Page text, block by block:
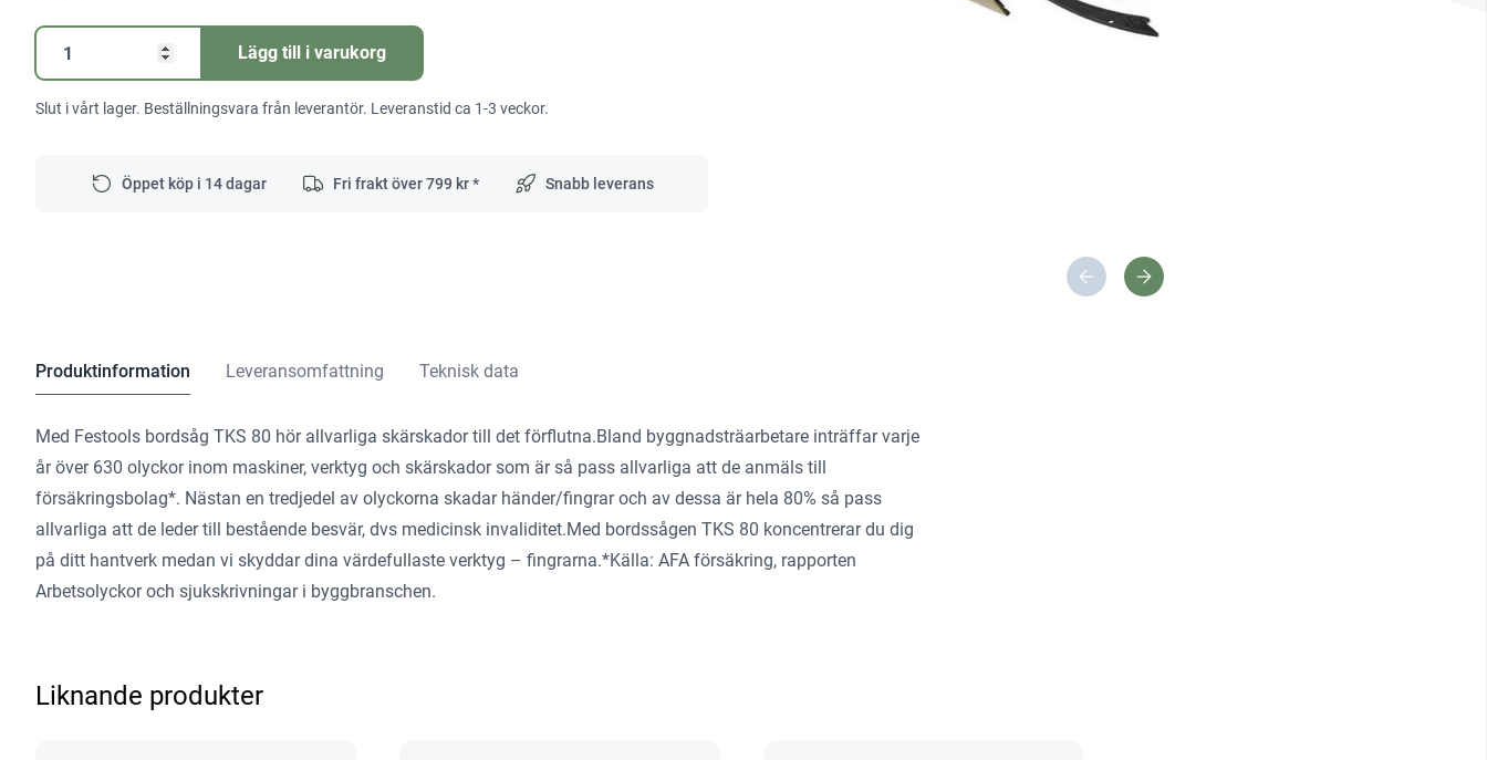
Bordssåg
EBS
Lägg till i varukorg
Slut i vårt lager. Beställningsvara från leverantör. Leveranstid ca 1-3 veckor.
Öppet köp i 14 dagar Fri frakt över799 kr * Snabb leverans
Produktinformation Leveransomfattning Teknisk data
Med Festools bordsåg TKS 80 hör allvarliga skärskador till det förflutna.Bland byggnadsträarbetare inträffar varje
år över 630 olyckor inom maskiner, verktyg och skärskador som är så pass allvarliga att de anmäls till
försäkringsbolag*. Nästan en tredjedel av olyckorna skadar händer/fingrar och av dessa är hela 80% så pass
allvarliga att de leder till bestående besvär, dvs medicinsk invaliditet.Med bordssågen TKS 80 koncentrerar du dig
på ditt hantverk medan vi skyddar dina värdefullaste verktyg – fingrarna.*Källa: AFA försäkring, rapporten
Arbetsolyckor och sjukskrivningar i byggbranschen.
Liknande produkter